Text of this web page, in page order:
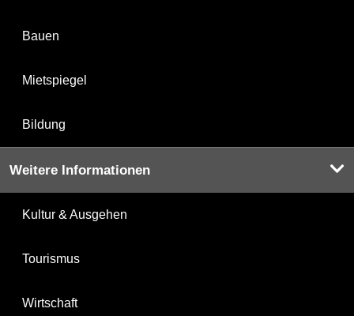
Bauen
Mietspiegel
Bildung
Weitere Informationen
Kultur & Ausgehen
Tourismus
Wirtschaft